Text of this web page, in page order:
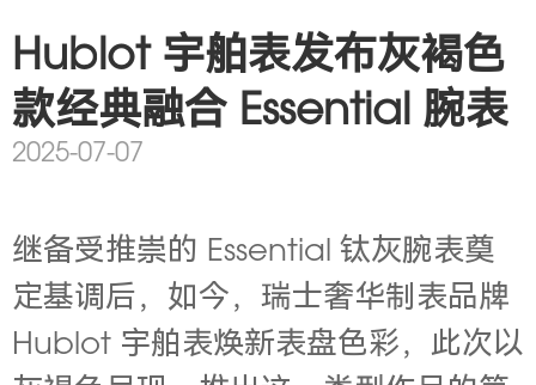
Hublot 宇舶表发布灰褐色
款经典融合 Essential 腕表
2025-07-07
继备受推崇的 Essential 钛灰腕表奠
定基调后，如今，瑞士奢华制表品牌
Hublot 宇舶表焕新表盘色彩，此次以